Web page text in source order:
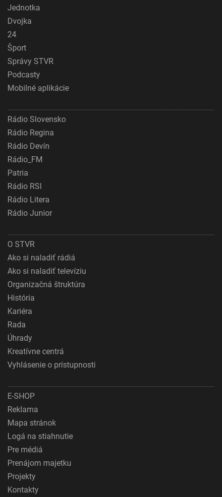
Jednotka
Dvojka
24
Šport
Správy STVR
Podcasty
Mobilné aplikácie
Rádio Slovensko
Rádio Regina
Rádio Devín
Rádio_FM
Patria
Rádio RSI
Rádio Litera
Rádio Junior
O STVR
Ako si naladiť rádiá
Ako si naladiť televíziu
Organizačná štruktúra
História
Kariéra
Rada
Úhrady
Kreatívne centrá
Vyhlásenie o prístupnosti
E-SHOP
Reklama
Mapa stránok
Logá na stiahnutie
Pre médiá
Prenájom majetku
Projekty
Kontakty